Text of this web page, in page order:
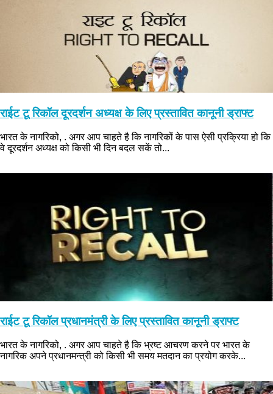
राईट टू रिकॉल दूरदर्शन अध्यक्ष के लिए प्रस्तावित कानूनी ड्राफ्ट
भारत के नागरिको, . अगर आप चाहते है कि नागरिकों के पास ऐसी प्रक्रिया हो कि
वे दूरदर्शन अध्यक्ष को किसी भी दिन बदल सकें तो...
राईट टू रिकॉल प्रधानमंत्री के लिए प्रस्तावित कानूनी ड्राफ्ट
भारत के नागरिको, . अगर आप चाहते है कि भ्रष्ट आचरण करने पर भारत के
नागरिक अपने प्रधानमन्त्री को किसी भी समय मतदान का प्रयोग करके...